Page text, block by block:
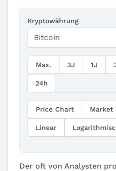
Kryptowährung
Max. 3J 1J
24h
Price Chart Market
Linear
Der oft von Analysten